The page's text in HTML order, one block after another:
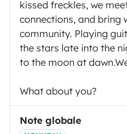
kissed freckles, we
connections, and bring
community. Playing
the stars late into the
to the moon at
What about you?
Note globale